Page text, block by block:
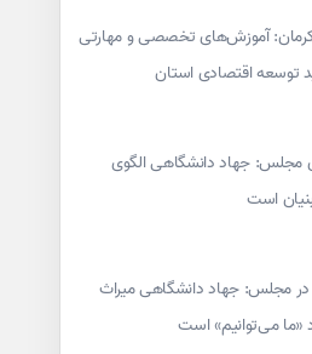
کرمان: آموزش‌های تخصصی و مهارتی
توسعه اقتصادی استان
مجلس: جهاد دانشگاهی الگوی
است
در مجلس: جهاد دانشگاهی میراث
«ما می‌توانیم» است